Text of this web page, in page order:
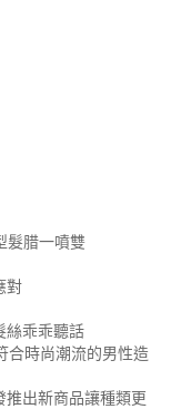
激鎖系)
塑型 ~
式髮腊 !
快速搞定 !
霧型髮腊一噴雙
時刻從容應對
絲乖乖聽話
合時尚潮流的男性造
出新商品讓種類更